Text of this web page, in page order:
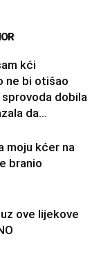
kći
ne bi otišao
sprovoda dobila
da...
moju kćer na
branio
ove lijekove